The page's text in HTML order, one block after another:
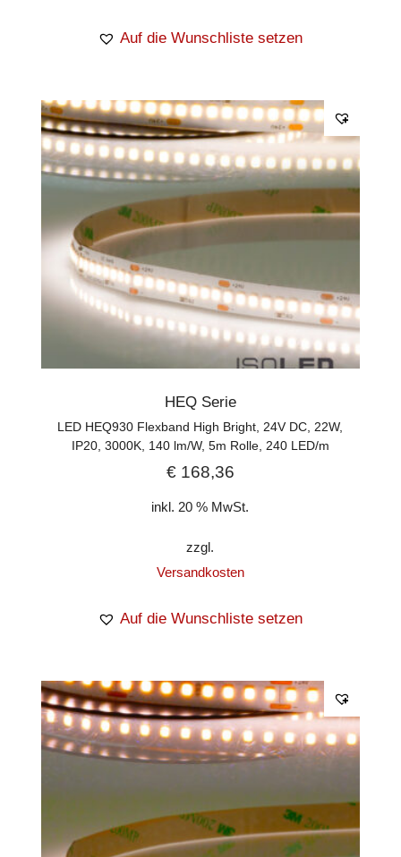
Auf die Wunschliste setzen
HEQ Serie
LED HEQ930 Flexband High Bright, 24V DC, 22W,
IP20, 3000K, 140 lm/W, 5m Rolle, 240 LED/m
€168,36
inkl. 20 % MwSt.
zzgl.
Versandkosten
Auf die Wunschliste setzen